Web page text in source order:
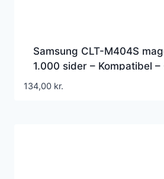
Samsung CLT-M404S
1.000 sider – Kompatibel –
134,00 kr.